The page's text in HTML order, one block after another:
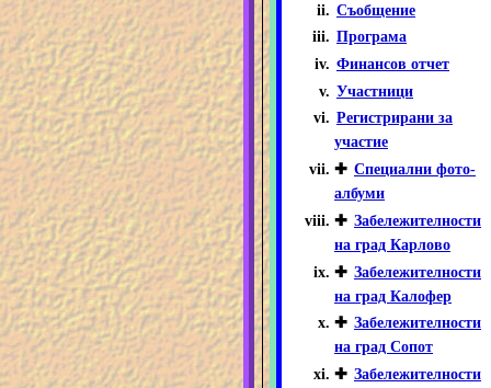
Съобщение
Програма
Финансов отчет
Участници
Регистрирани за
участие
✚ Специални фото-
албуми
✚ Забележителности
на град Карлово
✚ Забележителности
на град Калофер
✚ Забележителности
на град Сопот
✚ Забележителности